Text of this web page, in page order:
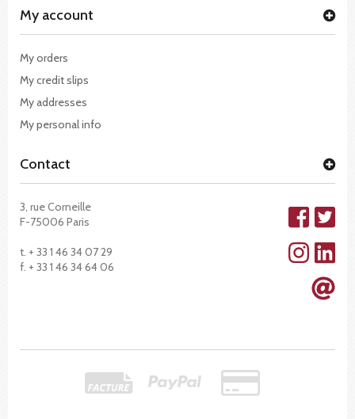
My account
My orders
My credit slips
My addresses
My personal info
Contact
3, rue Corneille
F-75006 Paris
t. + 33 1 46 34 07 29
f. + 33 1 46 34 64 06